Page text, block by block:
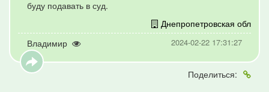
буду подавать в суд.
Днепропетровская обл
Владимир
2024-02-22 17:31:27
Поделиться: